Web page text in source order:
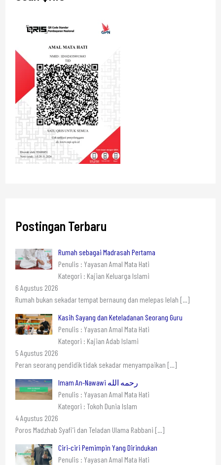
Postingan Terbaru
Rumah sebagai Madrasah Pertama
Penulis : Yayasan Amal Mata Hati
Kategori : Kajian Keluarga Islami
6 Agustus 2026
Rumah bukan sekadar tempat bernaung dan melepas lelah […]
Kasih Sayang dan Keteladanan Seorang Guru
Penulis : Yayasan Amal Mata Hati
Kategori : Kajian Adab Islami
5 Agustus 2026
Peran seorang pendidik tidak sekadar menyampaikan […]
Imam An-Nawawi رحمه الله
Penulis : Yayasan Amal Mata Hati
Kategori : Tokoh Dunia Islam
4 Agustus 2026
Poros Madzhab Syafi’i dan Teladan Ulama Rabbani […]
Ciri-ciri Pemimpin Yang Dirindukan
Penulis : Yayasan Amal Mata Hati